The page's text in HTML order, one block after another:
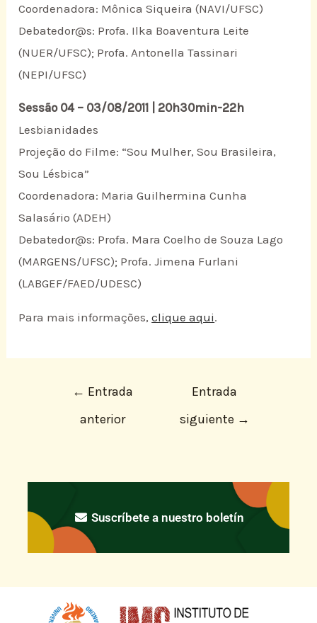
Coordenadora: Mônica Siqueira (NAVI/UFSC)
Debatedor@s: Profa. Ilka Boaventura Leite
(NUER/UFSC); Profa. Antonella Tassinari
(NEPI/UFSC)
Sessão 04 – 03/08/2011 | 20h30min-22h
Lesbianidades
Projeção do Filme: “Sou Mulher, Sou Brasileira,
Sou Lésbica”
Coordenadora: Maria Guilhermina Cunha
Salasário (ADEH)
Debatedor@s: Profa. Mara Coelho de Souza Lago
(MARGENS/UFSC); Profa. Jimena Furlani
(LABGEF/FAED/UDESC)
Para mais informações,clique aqui.
← Entrada
anterior
Entrada
siguiente →
Suscríbete a nuestro boletín